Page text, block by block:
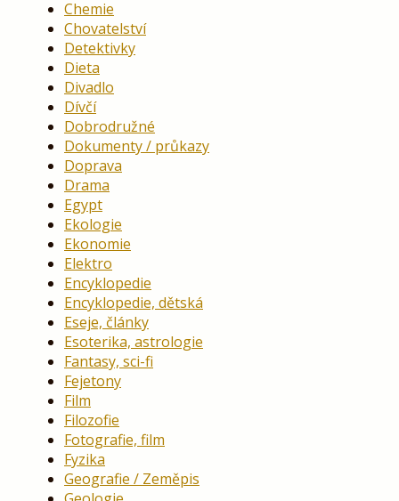
Chemie
Chovatelství
Detektivky
Dieta
Divadlo
Dívčí
Dobrodružné
Dokumenty / průkazy
Doprava
Drama
Egypt
Ekologie
Ekonomie
Elektro
Encyklopedie
Encyklopedie, dětská
Eseje, články
Esoterika, astrologie
Fantasy, sci-fi
Fejetony
Film
Filozofie
Fotografie, film
Fyzika
Geografie / Zeměpis